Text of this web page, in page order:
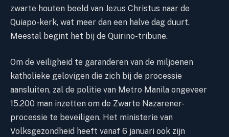
zwarte houten beeld van Jezus Christus naar de
Quiapo-kerk, wat meer dan een halve dag duurt.
Meestal begint het bij de Quirino-tribune.
Om de veiligheid te garanderen van de miljoenen
katholieke gelovigen die zich bij de processie
aansluiten, zal de politie van Metro Manila ongeveer
15.200 man inzetten om de Zwarte Nazarener-
processie te beveiligen. Het ministerie van
Volksgezondheid heeft vanaf 6 januari ook zijn